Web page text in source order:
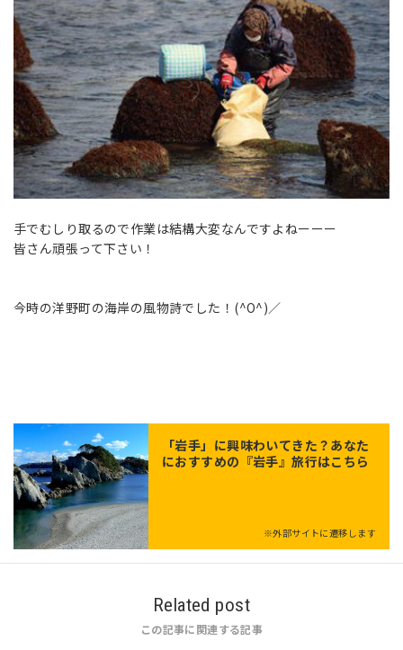
手でむしり取るので作業は結構大変なんですよねーーー
皆さん頑張って下さい！
今時の洋野町の海岸の風物詩でした！(^O^)／
「岩手」に興味わいてきた？あなた
におすすめの『岩手』旅行はこちら
※外部サイトに遷移します
Related post
この記事に関連する記事